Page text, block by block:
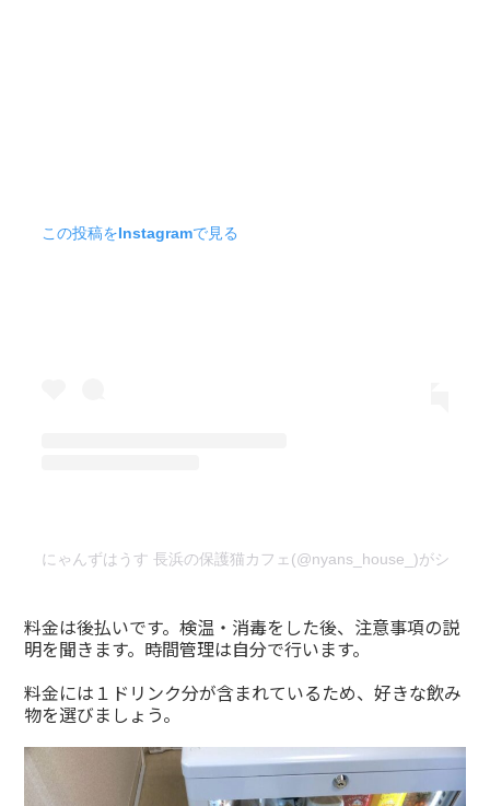
この投稿をInstagramで見る
にゃんずはうす 長浜の保護猫カフェ(@nyans_house_)がシェア
料金は後払いです。検温・消毒をした後、注意事項の説
明を聞きます。時間管理は自分で行います。
料金には１ドリンク分が含まれているため、好きな飲み
物を選びましょう。